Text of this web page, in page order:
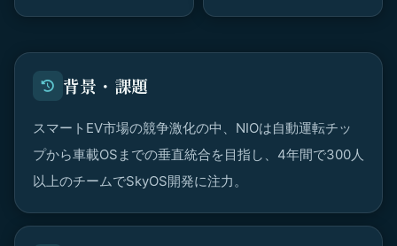
背景・課題
スマートEV市場の競争激化の中、NIOは自動運転チッ
プから車載OSまでの垂直統合を目指し、4年間で300人
以上のチームでSkyOS開発に注力。